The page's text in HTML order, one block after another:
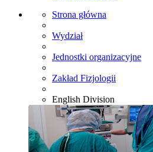
Strona główna
Wydział
Jednostki organizacyjne
Zakład Fizjologii
English Division